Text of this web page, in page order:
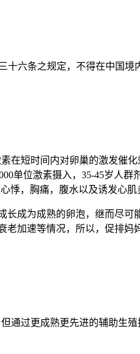
六条之规定，不得在中国境
在短时间内对卵巢的激发催
单位激素摄入，35-45岁人
，胸痛，腹水以及诱发心
成为成熟的卵泡，继而尽可
加速等情况，所以，促排妈
通过更成熟更先进的辅助生